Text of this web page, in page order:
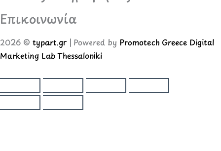
Επικοινωνία
2026 © typart.gr | Powered by Promotech Greece Digital
Marketing Lab Thessaloniki